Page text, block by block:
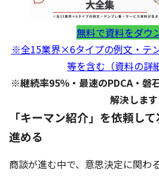
無料で資料をダウ
※全15業界×6タイプの例文・テ
等を含む（資料の詳
※継続率95％・最速のPDCA・磐
解決します
「キーマン紹介」を依頼し
進める
商談が進む中で、意思決定に関わ